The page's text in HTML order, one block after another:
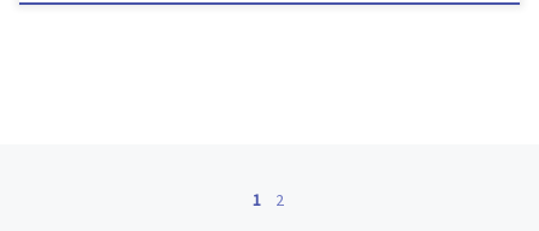
Posts navigation1 2